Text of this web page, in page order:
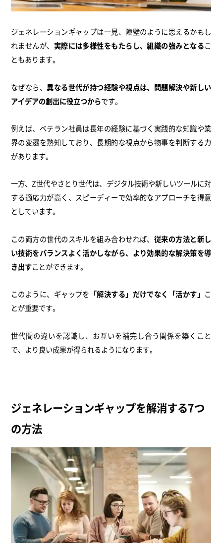
ジェネレーションギャップは一見、障壁のように思えるかもし
れませんが、 実際には多様性をもたらし、組織の強みとなるこ
ともあります。
なぜなら、異なる世代が持つ経験や視点は、問題解決や新しい
アイデアの創出に役立つからです。
例えば、ベテラン社員は長年の経験に基づく実践的な知識や業
界の変遷を熟知しており、長期的な視点から物事を判断する力
があります。
一方、Z世代やさとり世代は、デジタル技術や新しいツールに対
する適応力が高く、スピーディーで効率的なアプローチを得意
としています。
この両方の世代のスキルを組み合わせれば、 従来の方法と新し
い技術をバランスよく活かしながら、より効果的な解決策を導
き出すことができます。
このように、ギャップを 「解決する」だけでなく「活かす」 こ
とが重要です。
世代間の違いを認識し、お互いを補完し合う関係を築くこと
で、より良い成果が得られるようになります。
ジェネレーションギャップを解消する7つ
の方法